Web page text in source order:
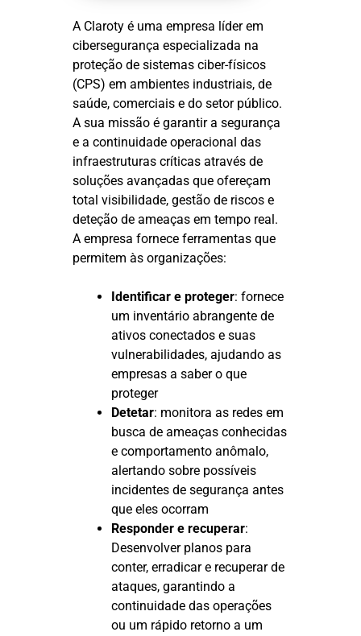
A Claroty é uma empresa líder em
cibersegurança especializada na
proteção de sistemas ciber-físicos
(CPS) em ambientes industriais, de
saúde, comerciais e do setor público.
A sua missão é garantir a segurança
e a continuidade operacional das
infraestruturas críticas através de
soluções avançadas que ofereçam
total visibilidade, gestão de riscos e
deteção de ameaças em tempo real.
A empresa fornece ferramentas que
permitem às organizações:
Identificar e proteger: fornece
um inventário abrangente de
ativos conectados e suas
vulnerabilidades, ajudando as
empresas a saber o que
proteger
Detetar: monitora as redes em
busca de ameaças conhecidas
e comportamento anômalo,
alertando sobre possíveis
incidentes de segurança antes
que eles ocorram
Responder e recuperar:
Desenvolver planos para
conter, erradicar e recuperar de
ataques, garantindo a
continuidade das operações
ou um rápido retorno a um